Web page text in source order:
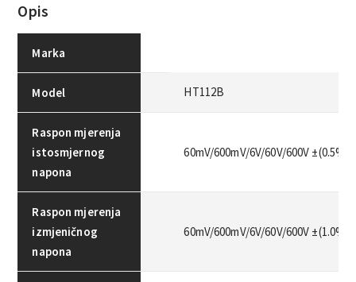
Opis
Marka
Model HT112B
Raspon mjerenja
istosmjernog
napona
60mV/600mV/6V/60V/600V
Raspon mjerenja
izmjeničnog
napona
60mV/600mV/6V/60V/600V